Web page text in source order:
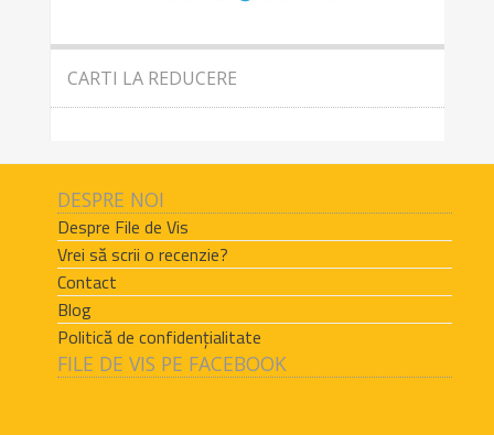
CARTI LA REDUCERE
DESPRE NOI
Despre File de Vis
Vrei să scrii o recenzie?
Contact
Blog
Politică de confidențialitate
FILE DE VIS PE FACEBOOK